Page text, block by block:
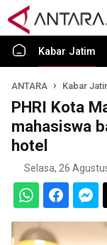
Kabar Jatim
ANTARA Kabar
PHRI Kota
mahasiswa
hotel
Selasa, 26